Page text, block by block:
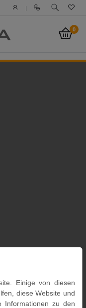
|
0
Einige von diesen
diese Website und
Informationen zu den